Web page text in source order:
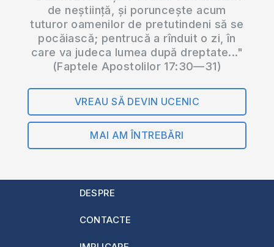
de neștiință, și poruncește acum
tuturor oamenilor de pretutindeni să se
pocăiască; pentrucă a rînduit o zi, în
care va judeca lumea după dreptate..."
(Faptele Apostolilor 17:30—31)
VREAU SĂ DEVIN UCENIC
MAI AM ÎNTREBĂRI
DESPRE
CONTACTE